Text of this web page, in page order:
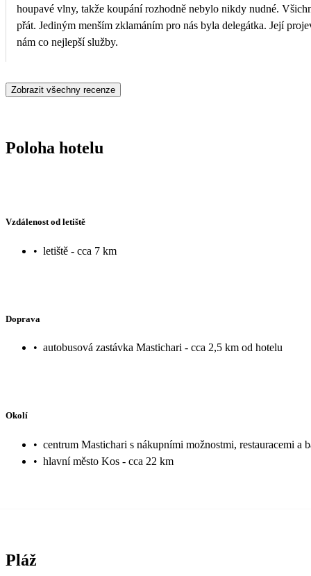
houpavé vlny, takže koupání rozhodně nebylo nikdy nudné. Všichni zaměstnanci se chovali velmi profesionálně a ochotně nám vyhověli ve všem, co jsme si jen mohli
přát. Jediným menším zklamáním pro nás byla delegátka. Její
nám co nejlepší služby.
Zobrazit všechny recenze
Poloha hotelu
Vzdálenost od letiště
• letiště - cca 7 km
Doprava
• autobusová zastávka Mastichari - cca 2,5 km od hotelu
Okolí
• centrum Mastichari s nákupními možnostmi, restauracemi a
• hlavní město Kos - cca 22 km
Pláž